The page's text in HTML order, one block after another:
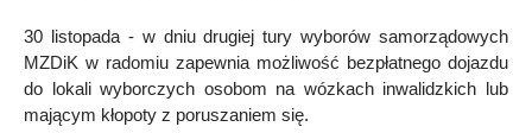
30 listopada - w dniu drugiej tury wyborów samorządowych
MZDiK w radomiu zapewnia możliwość bezpłatnego dojazdu
do lokali wyborczych osobom na wózkach inwalidzkich lub
mającym kłopoty z poruszaniem się.